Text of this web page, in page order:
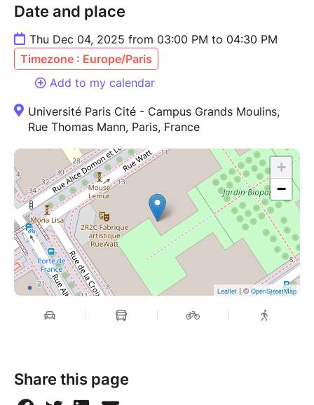
Date and place
Thu Dec 04, 2025 from 03:00 PM to 04:30 PM
Timezone : Europe/Paris
Add to my calendar
Université Paris Cité - Campus Grands Moulins,
Rue Thomas Mann, Paris, France
+
−
Leaflet| ©OpenStreetMap
Share this page